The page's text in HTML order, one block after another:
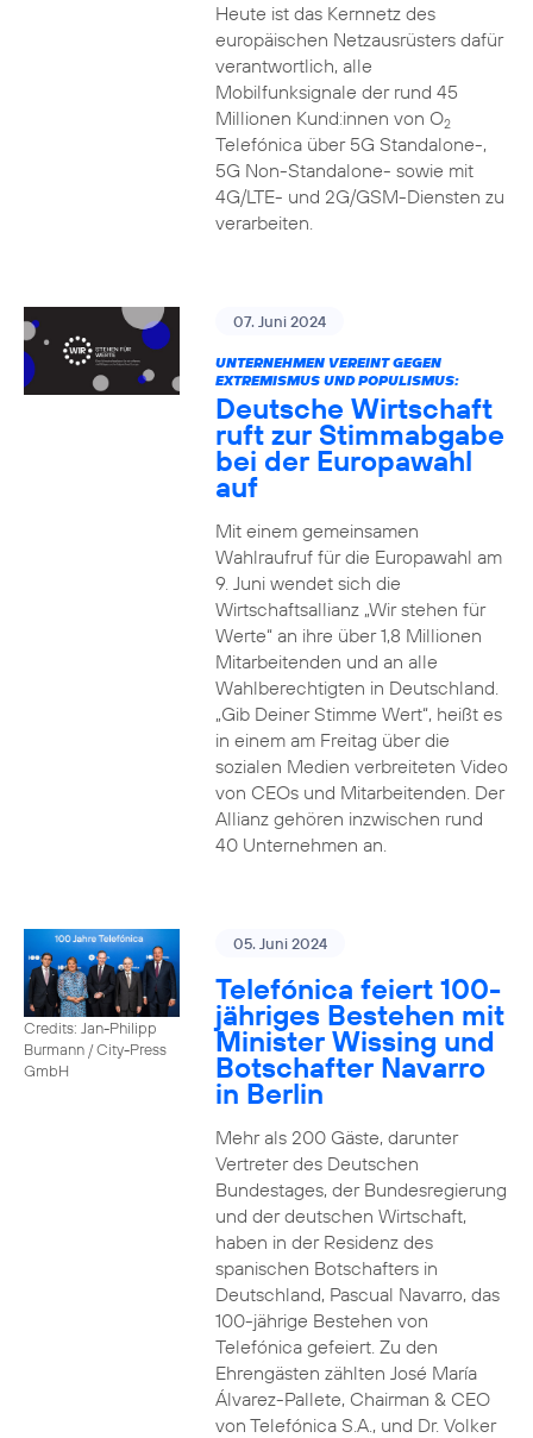
Heute ist das Kernnetz des
europäischen Netzausrüsters dafür
verantwortlich, alle
Mobilfunksignale der rund 45
Millionen Kund:innen von O2
Telefónica über 5G Standalone-,
5G Non-Standalone- sowie mit
4G/LTE- und 2G/GSM-Diensten zu
verarbeiten.
07. Juni 2024
UNTERNEHMEN VEREINT GEGEN
EXTREMISMUS UND POPULISMUS:
Deutsche Wirtschaft
ruft zur Stimmabgabe
bei der Europawahl
auf
Mit einem gemeinsamen
Wahlraufruf für die Europawahl am
9. Juni wendet sich die
Wirtschaftsallianz „Wir stehen für
Werte“ an ihre über 1,8 Millionen
Mitarbeitenden und an alle
Wahlberechtigten in Deutschland.
„Gib Deiner Stimme Wert“, heißt es
in einem am Freitag über die
sozialen Medien verbreiteten Video
von CEOs und Mitarbeitenden. Der
Allianz gehören inzwischen rund
40 Unternehmen an.
Credits: Jan-Philipp
Burmann / City-Press
GmbH
05. Juni 2024
Telefónica feiert 100-
jähriges Bestehen mit
Minister Wissing und
Botschafter Navarro
in Berlin
Mehr als 200 Gäste, darunter
Vertreter des Deutschen
Bundestages, der Bundesregierung
und der deutschen Wirtschaft,
haben in der Residenz des
spanischen Botschafters in
Deutschland, Pascual Navarro, das
100-jährige Bestehen von
Telefónica gefeiert. Zu den
Ehrengästen zählten José María
Álvarez-Pallete, Chairman & CEO
von Telefónica S.A., und Dr. Volker